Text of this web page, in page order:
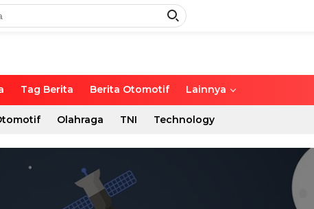
Tag Berita Berita Otomotif Lainnya
Olahraga TNI Technology